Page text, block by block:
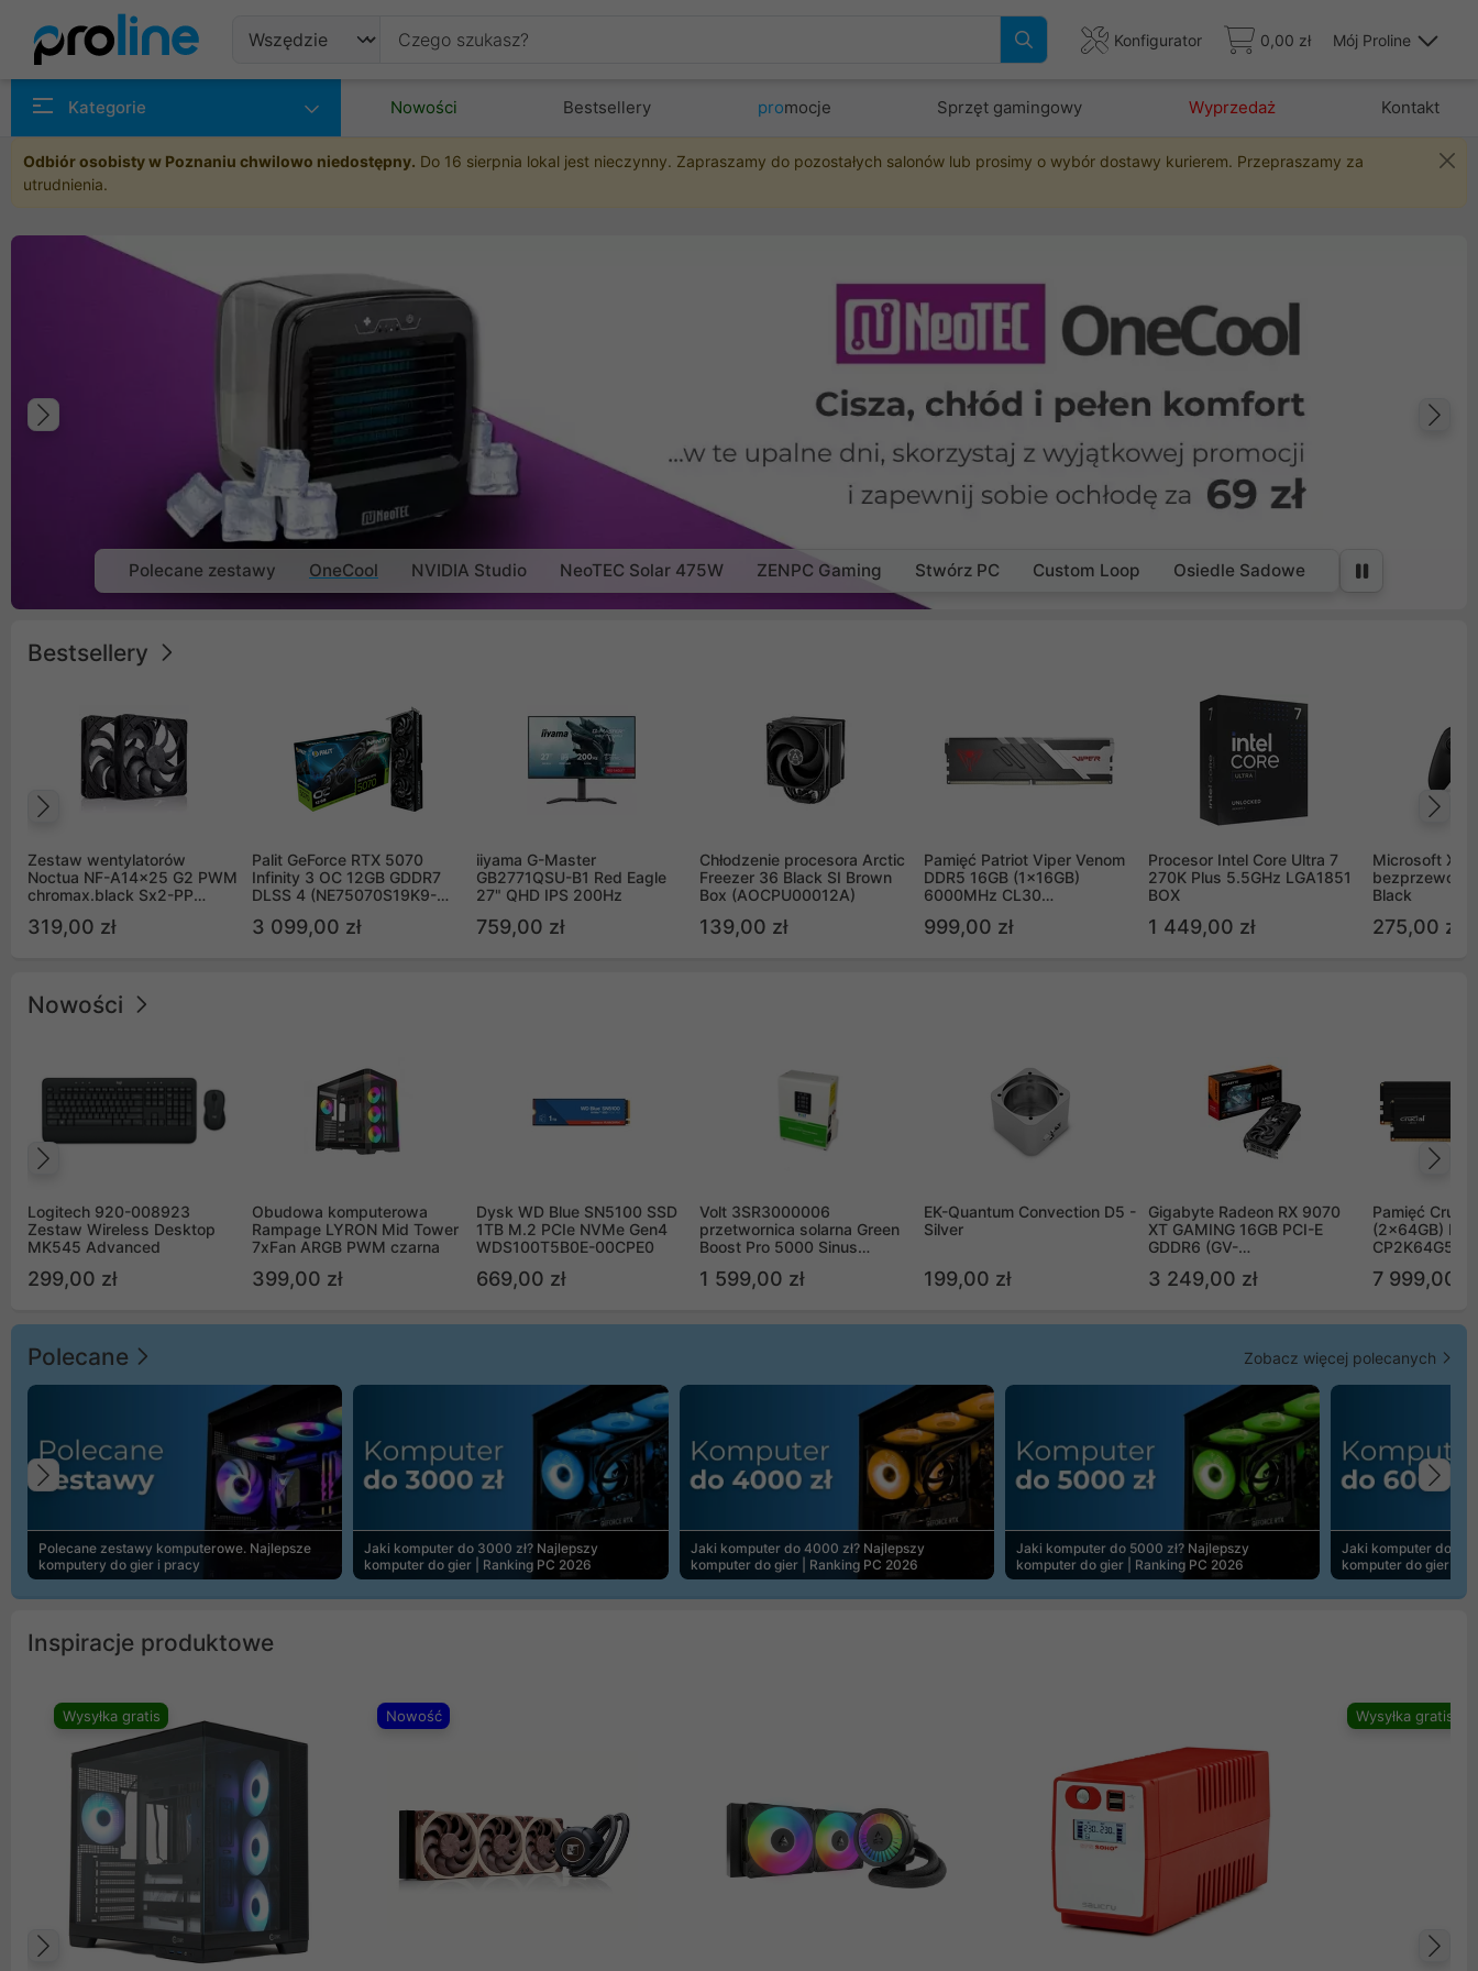
Konfigurator 0,00 zł Mój Proline
Kategorie Nowości Bestsellery promocje Sprzęt gamingowy Wyprzedaż Kontakt
Odbiór osobisty w Poznaniu chwilowo niedostępny. Do 16 sierpnia lokal jest nieczynny. Zapraszamy do pozostałych salonów lub prosimy o wybór dostawy kurierem. Przepraszamy za
utrudnienia.
Poprzedni
Polecane zestawy OneCool NVIDIA Studio NeoTEC Solar 475W ZENPC Gaming Stwórz PC Custom Loop Osiedle Sadowe
Bestsellery
Zestaw wentylatorów
Noctua NF-A14x25 G2 PWM
chromax.black Sx2-PP
(2szt)
319,00 zł
Palit GeForce RTX 5070
Infinity 3 OC 12GB GDDR7
DLSS 4 (NE75070S19K9-
3 099,00 zł
iiyama G-Master
GB2771QSU-B1 Red Eagle
27" QHD IPS 200Hz
759,00 zł
Chłodzenie procesora Arctic
Freezer 36 Black SI Brown
Box (AOCPU00012A)
139,00 zł
Pamięć Patriot Viper Venom
DDR5 16GB (1x16GB)
6000MHz CL30
999,00 zł
Procesor Intel Core Ultra 7
270K Plus 5.5GHz LGA1851
BOX
1 449,00 zł
Microsoft
Black
275,00 zł
Nowości
Logitech 920-008923
Zestaw Wireless Desktop
MK545 Advanced
299,00 zł
Obudowa komputerowa
Rampage LYRON Mid Tower
7xFan ARGB PWM czarna
399,00 zł
Dysk WD Blue SN5100 SSD
1TB M.2 PCIe NVMe Gen4
WDS100T5B0E-00CPE0
669,00 zł
Volt 3SR3000006
przetwornica solarna Green
Boost Pro 5000 Sinus
1 599,00 zł
EK-Quantum Convection D5 -
Silver
199,00 zł
Gigabyte Radeon RX 9070
XT GAMING 16GB PCI-E
GDDR6 (GV-
3 249,00 zł
Pamięć
(2x64GB)
7 999,00 zł
Polecane Zobacz więcej polecanych
Polecane zestawy komputerowe. Najlepsze
komputery do gier i pracy
Jaki komputer do 3000 zł? Najlepszy
komputer do gier | Ranking PC 2026
Jaki komputer do 4000 zł? Najlepszy
komputer do gier | Ranking PC 2026
Jaki komputer do 5000 zł? Najlepszy
komputer do gier | Ranking PC 2026
Jaki komputer do
komputer do gier |
Poprzedni
Inspiracje produktowe
Wysyłka gratis Nowość Wysyłka gratis